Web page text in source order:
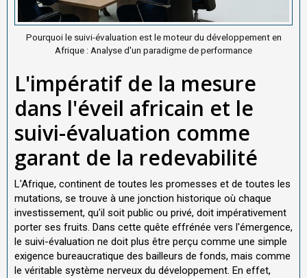
Pourquoi le suivi-évaluation est le moteur du développement en
Afrique : Analyse d'un paradigme de performance
L'impératif de la mesure
dans l'éveil africain et le
suivi-évaluation comme
garant de la redevabilité
L'Afrique, continent de toutes les promesses et de toutes les
mutations, se trouve à une jonction historique où chaque
investissement, qu'il soit public ou privé, doit impérativement
porter ses fruits. Dans cette quête effrénée vers l'émergence,
le suivi-évaluation ne doit plus être perçu comme une simple
exigence bureaucratique des bailleurs de fonds, mais comme
le véritable système nerveux du développement. En effet,